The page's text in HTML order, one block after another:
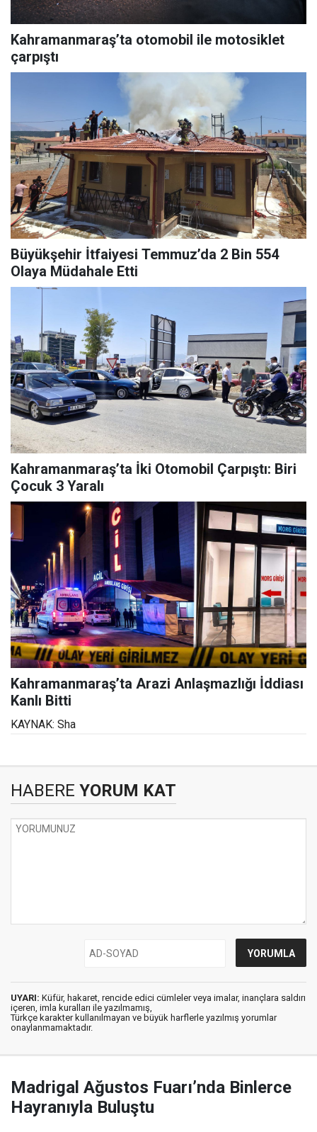
Kahramanmaraş’ta otomobil ile motosiklet
çarpıştı
Büyükşehir İtfaiyesi Temmuz’da 2 Bin 554
Olaya Müdahale Etti
Kahramanmaraş’ta İki Otomobil Çarpıştı: Biri
Çocuk 3 Yaralı
Kahramanmaraş’ta Arazi Anlaşmazlığı İddiası
Kanlı Bitti
KAYNAK: Sha
HABERE YORUM KAT
UYARI: Küfür, hakaret, rencide edici cümleler veya imalar, inançlara saldırı
içeren, imla kuralları ile yazılmamış,
Türkçe karakter kullanılmayan ve büyük harflerle yazılmış yorumlar
onaylanmamaktadır.
Madrigal Ağustos Fuarı’nda Binlerce
Hayranıyla Buluştu